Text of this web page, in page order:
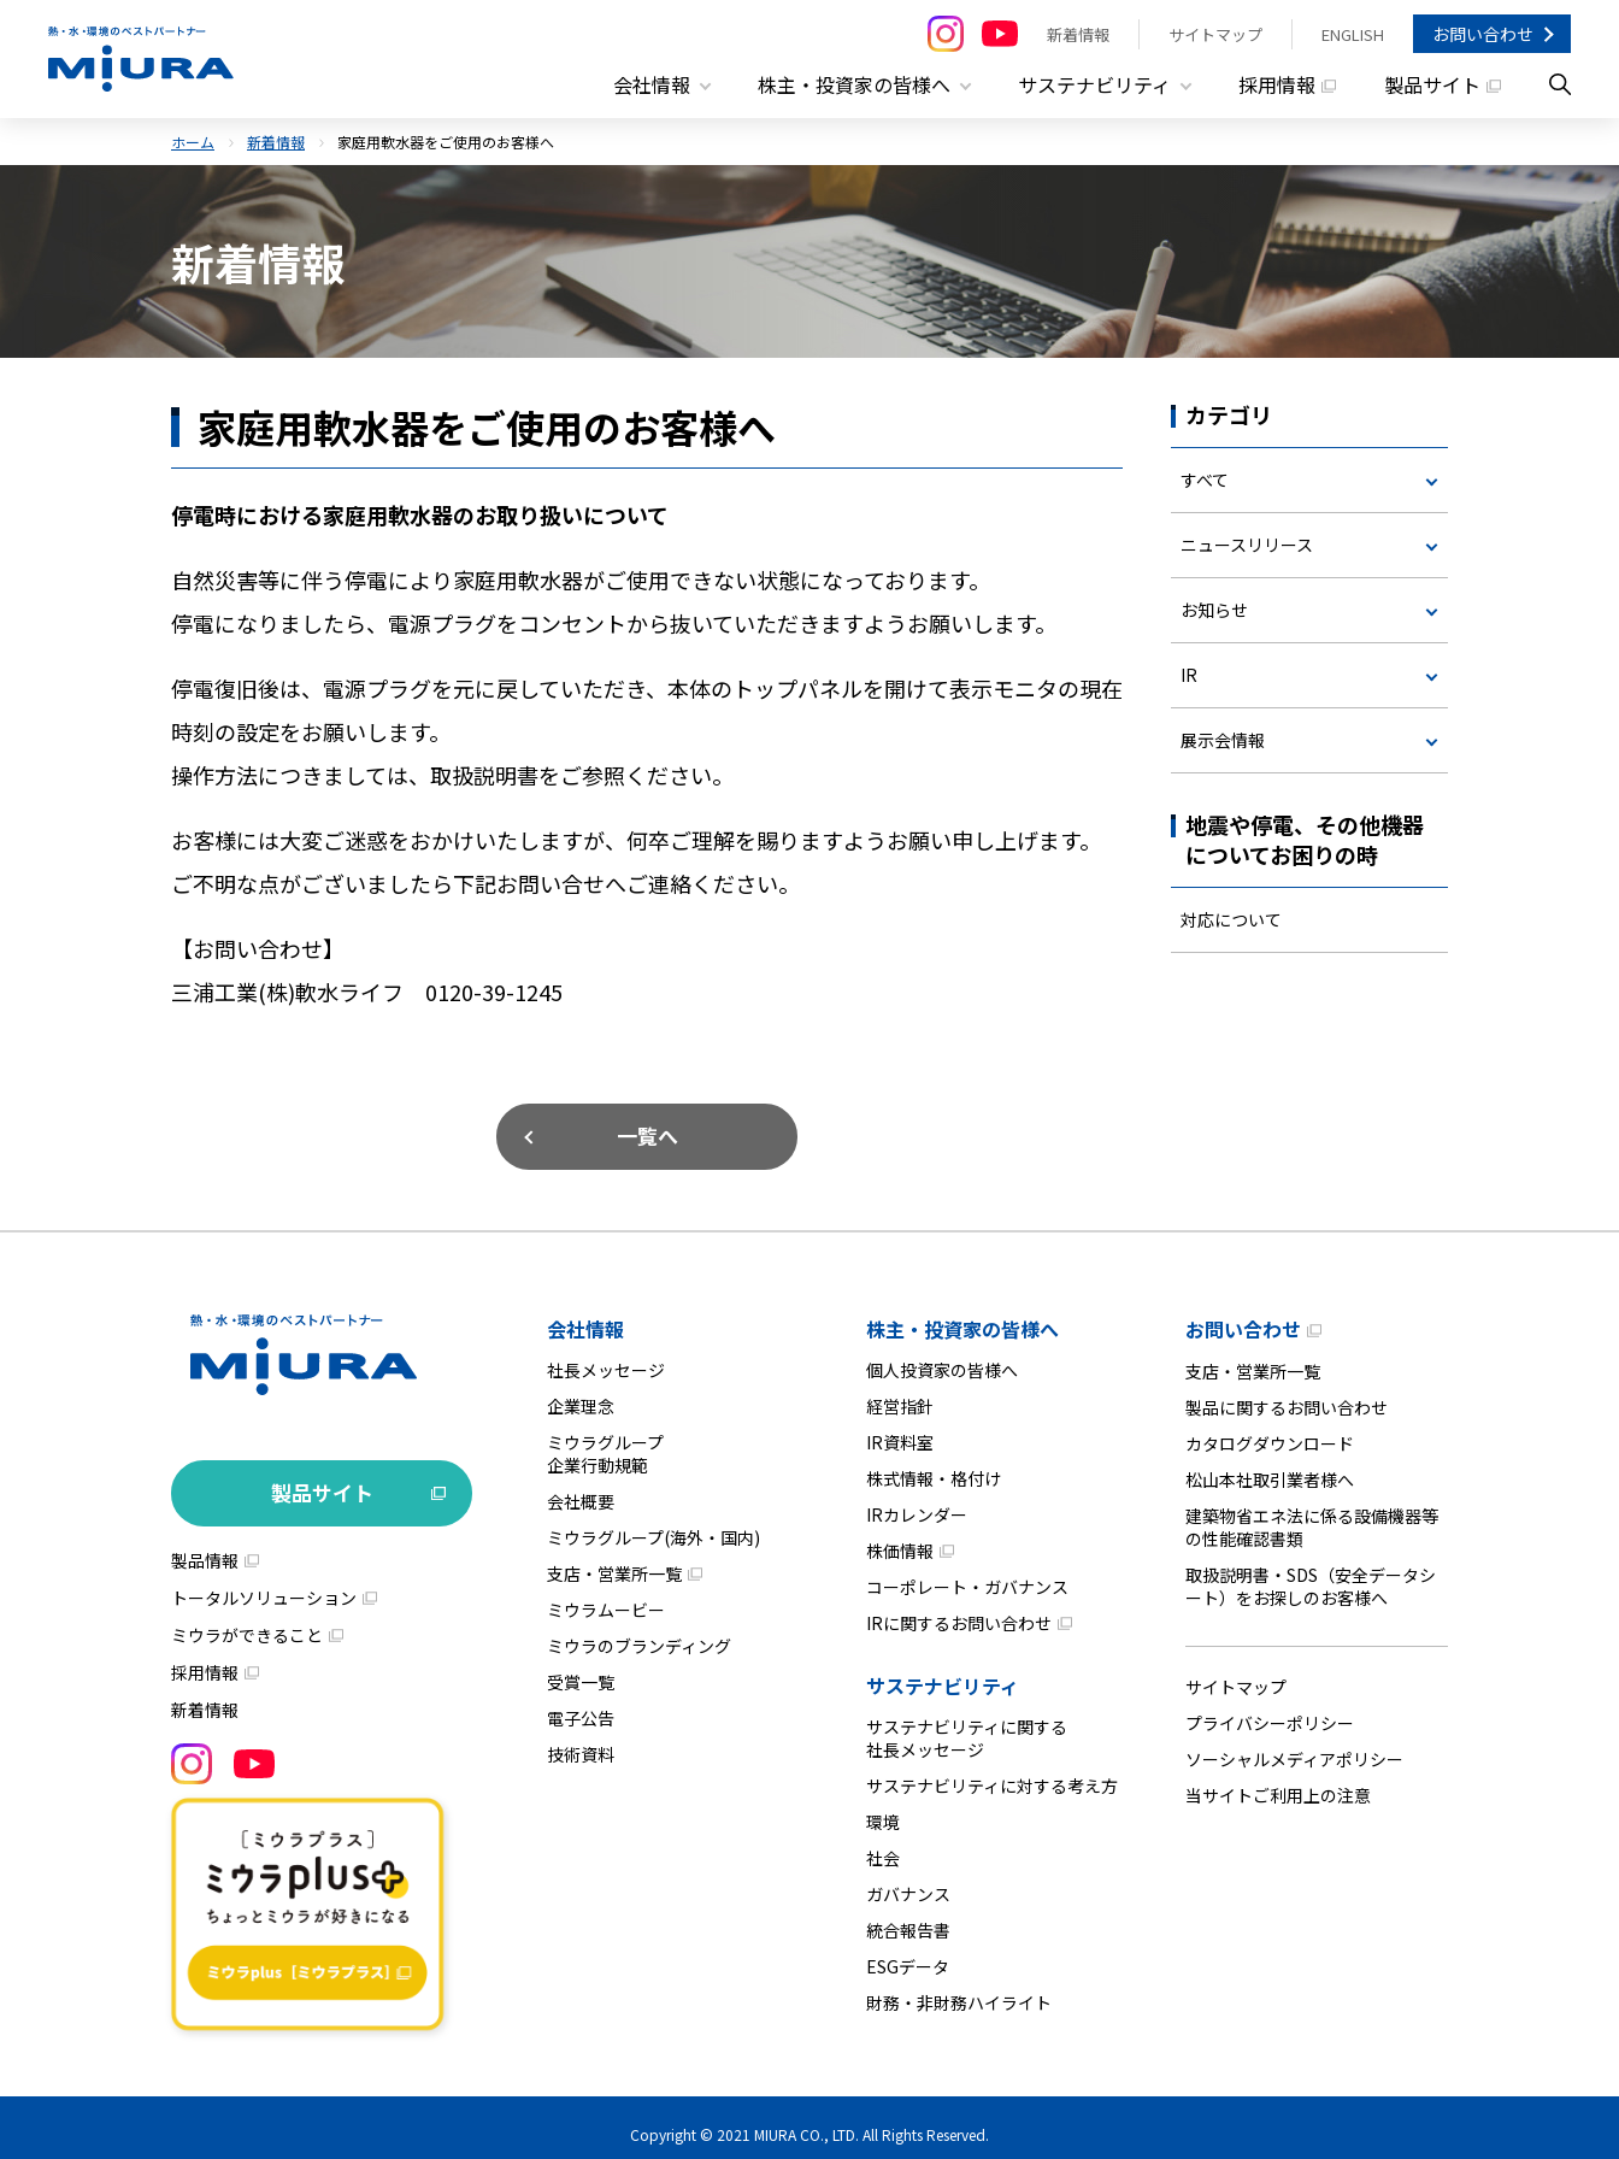
新着情報 サイトマップ ENGLISH お問い合わせ
会社情報 株主・投資家の皆様へ サステナビリティ 採用情報 製品サイト
ホーム 新着情報 家庭用軟水器をご使用のお客様へ
新着情報
家庭用軟水器をご使用のお客様へ
停電時における家庭用軟水器のお取り扱いについて
自然災害等に伴う停電により家庭用軟水器がご使用できない状態になっております。
停電になりましたら、電源プラグをコンセントから抜いていただきますようお願いします。
停電復旧後は、電源プラグを元に戻していただき、本体のトップパネルを開けて表示モニタの現在
時刻の設定をお願いします。
操作方法につきましては、取扱説明書をご参照ください。
お客様には大変ご迷惑をおかけいたしますが、何卒ご理解を賜りますようお願い申し上げます。
ご不明な点がございましたら下記お問い合せへご連絡ください。
【お問い合わせ】
三浦工業(株)軟水ライフ 0120-39-1245
一覧へ
カテゴリ
すべて
ニュースリリース
お知らせ
IR
展示会情報
地震や停電、その他機器
についてお困りの時
対応について
製品サイト
製品情報
トータルソリューション
ミウラができること
採用情報
新着情報
会社情報
社長メッセージ
企業理念
ミウラグループ
企業行動規範
会社概要
ミウラグループ(海外・国内)
支店・営業所一覧
ミウラムービー
ミウラのブランディング
受賞一覧
電子公告
技術資料
株主・投資家の皆様へ
個人投資家の皆様へ
経営指針
IR資料室
株式情報・格付け
IRカレンダー
株価情報
コーポレート・ガバナンス
IRに関するお問い合わせ
サステナビリティ
サステナビリティに関する
社長メッセージ
サステナビリティに対する考え方
環境
社会
ガバナンス
統合報告書
ESGデータ
財務・非財務ハイライト
お問い合わせ
支店・営業所一覧
製品に関するお問い合わせ
カタログダウンロード
松山本社取引業者様へ
建築物省エネ法に係る設備機器等
の性能確認書類
取扱説明書・SDS（安全データシ
ート）をお探しのお客様へ
サイトマップ
プライバシーポリシー
ソーシャルメディアポリシー
当サイトご利用上の注意
Copyright © 2021 MIURA CO., LTD. All Rights Reserved.